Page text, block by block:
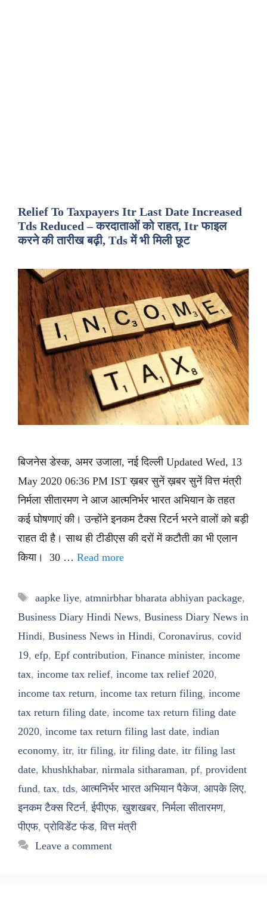
Relief To Taxpayers Itr Last Date Increased
Tds Reduced – करदाताओं को राहत, Itr फाइल
करने की तारीख बढ़ी, Tds में भी मिली छूट
बिजनेस डेस्क, अमर उजाला, नई दिल्ली Updated Wed, 13
May 2020 06:36 PM IST ख़बर सुनें ख़बर सुनें वित्त मंत्री
निर्मला सीतारमण ने आज आत्मनिर्भर भारत अभियान के तहत
कई घोषणाएं की। उन्होंने इनकम टैक्स रिटर्न भरने वालों को बड़ी
राहत दी है। साथ ही टीडीएस की दरों में कटौती का भी एलान
किया। 30 … Read more
Tags
aapke liye, atmnirbhar bharata abhiyan package,
Business Diary Hindi News, Business Diary News in
Hindi, Business News in Hindi, Coronavirus, covid
19, efp, Epf contribution, Finance minister, income
tax, income tax relief, income tax relief 2020,
income tax return, income tax return filing, income
tax return filing date, income tax return filing date
2020, income tax return filing last date, indian
economy, itr, itr filing, itr filing date, itr filing last
date, khushkhabar, nirmala sitharaman, pf, provident
fund, tax, tds, आत्मनिर्भर भारत अभियान पैकेज, आपके लिए,
इनकम टैक्स रिटर्न,ईपीएफ,खुशखबर,निर्मला सीतारमण,
पीएफ,प्रोविडेंट फंड,वित्त मंत्री
Leave a comment